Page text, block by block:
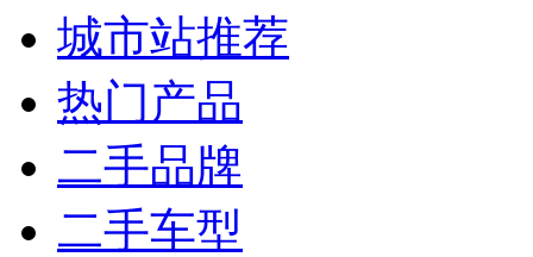
城市站推荐
热门产品
二手品牌
二手车型